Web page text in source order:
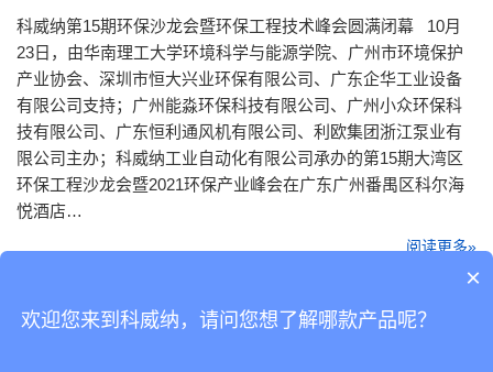
科威纳第15期环保沙龙会暨环保工程技术峰会圆满闭幕 10月
23日，由华南理工大学环境科学与能源学院、广州市环境保护
产业协会、深圳市恒大兴业环保有限公司、广东企华工业设备
有限公司支持；广州能淼环保科技有限公司、广州小众环保科
技有限公司、广东恒利通风机有限公司、利欧集团浙江泵业有
限公司主办；科威纳工业自动化有限公司承办的第15期大湾区
环保工程沙龙会暨2021环保产业峰会在广东广州番禺区科尔海
悦酒店…
阅读更多»
×
欢迎您来到科威纳，请问您想了解哪款产品呢？